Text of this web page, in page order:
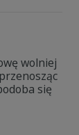
wolniej
się